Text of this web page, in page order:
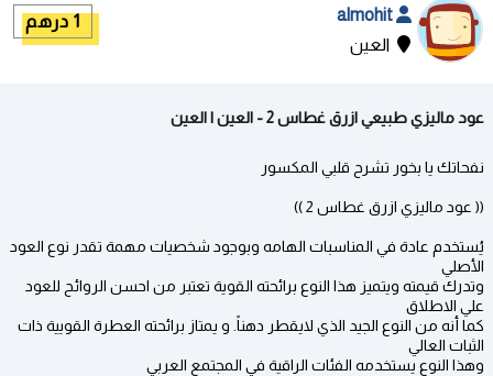
العين
1 درهم
عود ماليزي طبيعي ازرق غطاس 2 - العين | العين
نفحاتك يا بخور تشرح قلبي المكسور
(( عود ماليزي ازرق غطاس 2 ))
يُستخدم عادة في المناسبات الهامه وبوجود شخصيات مهمة تقدر نوع العود
الأصلي
وتدرك قيمته ويتميز هذا النوع برائحته القوية تعتبر من احسن الروائح للعود
علي الاطلاق
كما أنه من النوع الجيد الذي لايقطر دهناً. و يمتاز برائحته العطرة القويية ذات
الثبات العالي
وهذا النوع يستخدمه الفئات الراقية في المجتمع العربي